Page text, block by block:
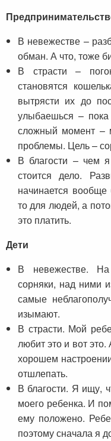
В невежестве –
обман. А что, тоже
В страсти –
становятся
вытрясти их до
улыбаешься –
сложный момент –
проблемы. Цель –
В благости – чем
стоится дело.
начинается вообще
то для людей, а
это платить.
Дети
В невежестве. На
сорняки, над ними
самые
изымают.
В страсти. Мой
любит это и вот
хорошем
отшлепать.
В благости. Я ищу,
моего ребенка. И
ему положено.
поэтому сначала я